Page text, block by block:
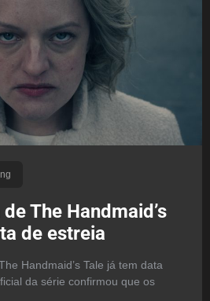
The Handmaid’s
de estreia
Handmaid’s Tale já tem data
da série confirmou que os